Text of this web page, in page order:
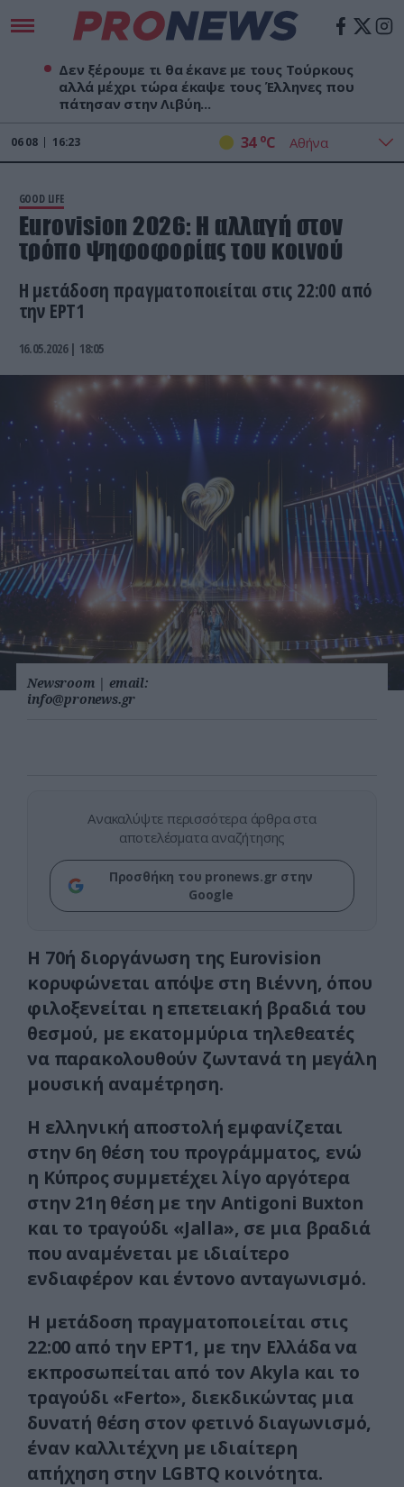
Δεν ξέρουμε τι θα έκανε με τους Τούρκους
αλλά μέχρι τώρα έκαψε τους Έλληνες που
πάτησαν στην Λιβύη...
06 08 16:23 34 oC
GOOD LIFE
Eurovision 2026: Η αλλαγή στον
τρόπο ψηφοφορίας του κοινού
Η μετάδοση πραγματοποιείται στις 22:00 από
την ΕΡΤ1
16.05.2026 | 18:05
Newsroom | email:
info@pronews.gr
Ανακαλύψτε περισσότερα άρθρα στα
αποτελέσματα αναζήτησης
Προσθήκη του pronews.gr στην
Google
Η 70ή διοργάνωση της Eurovision
κορυφώνεται απόψε στη Βιέννη, όπου
φιλοξενείται η επετειακή βραδιά του
θεσμού, με εκατομμύρια τηλεθεατές
να παρακολουθούν ζωντανά τη μεγάλη
μουσική αναμέτρηση.
Η ελληνική αποστολή εμφανίζεται
στην 6η θέση του προγράμματος, ενώ
η Κύπρος συμμετέχει λίγο αργότερα
στην 21η θέση με την Antigoni Buxton
και το τραγούδι «Jalla», σε μια βραδιά
που αναμένεται με ιδιαίτερο
ενδιαφέρον και έντονο ανταγωνισμό.
Η μετάδοση πραγματοποιείται στις
22:00 από την ΕΡΤ1, με την Ελλάδα να
εκπροσωπείται από τον Akyla και το
τραγούδι «Ferto», διεκδικώντας μια
δυνατή θέση στον φετινό διαγωνισμό,
έναν καλλιτέχνη με ιδιαίτερη
απήχηση στην LGBTQ κοινότητα.